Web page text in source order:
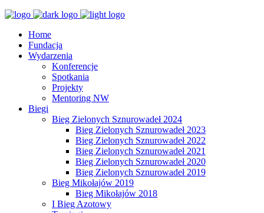
Home
Fundacja
Wydarzenia
Konferencje
Spotkania
Projekty
Mentoring NW
Biegi
Bieg Zielonych Sznurowadeł 2024
Bieg Zielonych Sznurowadeł 2023
Bieg Zielonych Sznurowadeł 2022
Bieg Zielonych Sznurowadeł 2021
Bieg Zielonych Sznurowadeł 2020
Bieg Zielonych Sznurowadeł 2019
Bieg Mikołajów 2019
Bieg Mikołajów 2018
I Bieg Azotowy